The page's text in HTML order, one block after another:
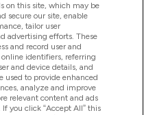
on this site, which may be
secure our site, enable
tailor user
advertising efforts. These
and record user and
online identifiers, referring
and device details, and
used to provide enhanced
analyze and improve
relevant content and ads
you click “Accept All” this